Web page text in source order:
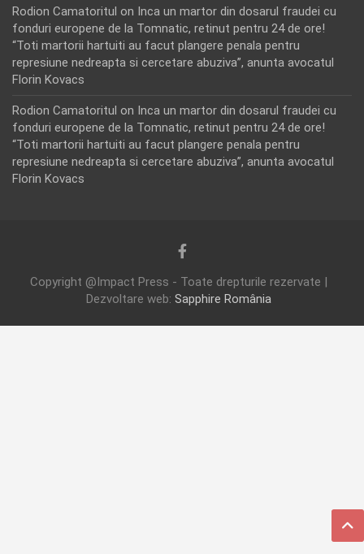
Rodion Camatoritul on Inca un martor din dosarul fraudei cu
fonduri europene de la Tomnatic, retinut pentru 24 de ore!
“Toti martorii hartuiti au facut plangere penala pentru
represiune nedreapta si cercetare abuziva”, anunta avocatul
Florin Kovacs
Rodion Camatoritul on Inca un martor din dosarul fraudei cu
fonduri europene de la Tomnatic, retinut pentru 24 de ore!
“Toti martorii hartuiti au facut plangere penala pentru
represiune nedreapta si cercetare abuziva”, anunta avocatul
Florin Kovacs
Copyright @Impact Press - Toate drepturile rezervate |
Dezvoltare web: Sapphire România